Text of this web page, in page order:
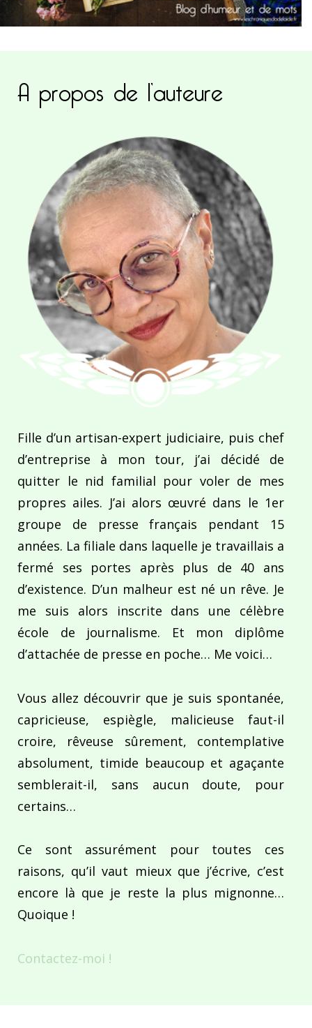
A propos de l’auteure
Fille d’un artisan-expert judiciaire, puis chef
d’entreprise à mon tour, j’ai décidé de
quitter le nid familial pour voler de mes
propres ailes. J’ai alors œuvré dans le 1er
groupe de presse français pendant 15
années. La filiale dans laquelle je travaillais a
fermé ses portes après plus de 40 ans
d’existence. D’un malheur est né un rêve. Je
me suis alors inscrite dans une célèbre
école de journalisme. Et mon diplôme
d’attachée de presse en poche… Me voici…
Vous allez découvrir que je suis spontanée,
capricieuse, espiègle, malicieuse faut-il
croire, rêveuse sûrement, contemplative
absolument, timide beaucoup et agaçante
semblerait-il, sans aucun doute, pour
certains…
Ce sont assurément pour toutes ces
raisons, qu’il vaut mieux que j’écrive, c’est
encore là que je reste la plus mignonne…
Quoique !
Contactez-moi !